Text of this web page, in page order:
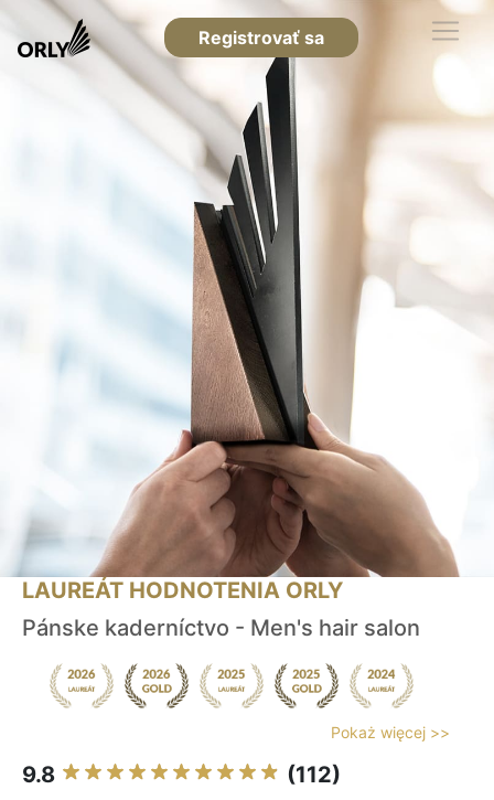
Registrovať sa
LAUREÁT HODNOTENIA ORLY
Pánske kaderníctvo - Men's hair salon
Pokaż więcej >>
9.8 (112)